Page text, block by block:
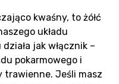
kwaśny, to żółć
układu
jak włącznik –
pokarmowego i
trawienne. Jeśli masz